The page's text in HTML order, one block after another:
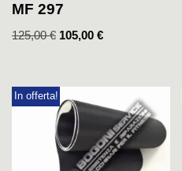
MF 297
125,00€ 105,00 €
In offerta!